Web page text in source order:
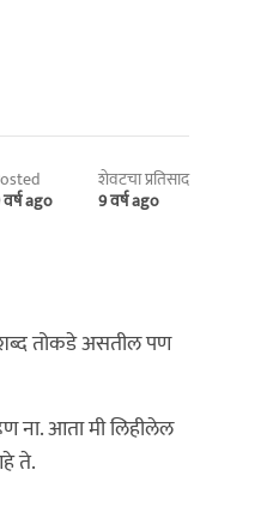
ago
शेवटचा प्रतिसाद
9 वर्ष ago
शब्द तोकडे असतील पण
ना. आता मी लिहीलेल
ते.